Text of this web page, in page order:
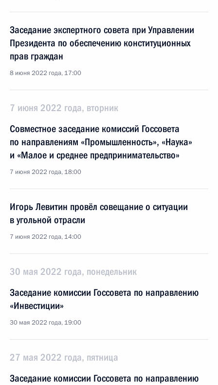
Заседание экспертного совета при Управлении
Президента по обеспечению конституционных
прав граждан
8 июня 2022 года, 17:00
7 июня 2022 года, вторник
Cовместное заседание комиссий Госcовета
по направлениям «Промышленность», «Наука»
и «Малое и среднее предпринимательство»
7 июня 2022 года, 18:00
Игорь Левитин провёл совещание о ситуации
в угольной отрасли
7 июня 2022 года, 14:00
30 мая 2022 года, понедельник
Заседание комиссии Госсовета по направлению
«Инвестиции»
30 мая 2022 года, 19:00
27 мая 2022 года, пятница
Заседание комиссии Госсовета по направлению